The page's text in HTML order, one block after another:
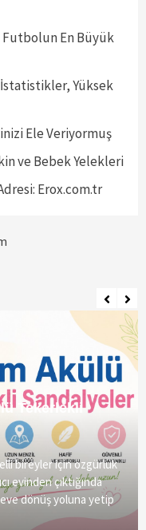
Futbolun En Büyük
İstatistikler, Yüksek
Ele Veriyormuş
ve Bebek Yelekleri
Erox.com.tr
Tekerlekli
bireyler için özgürlük
evinden çıktığında
dönüş yoluna yetip